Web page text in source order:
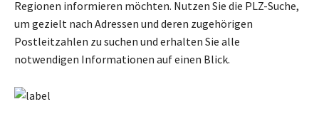
Regionen informieren möchten. Nutzen Sie die PLZ-Suche,
um gezielt nach Adressen und deren zugehörigen
Postleitzahlen zu suchen und erhalten Sie alle
notwendigen Informationen auf einen Blick.